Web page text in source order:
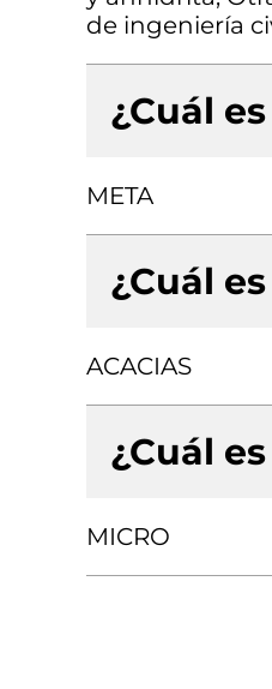
de ingeniería
¿Cuál
META
¿Cuál
ACACIAS
¿Cuál
MICRO